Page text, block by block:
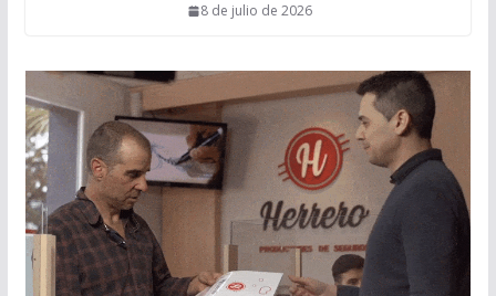
8 de julio de 2026